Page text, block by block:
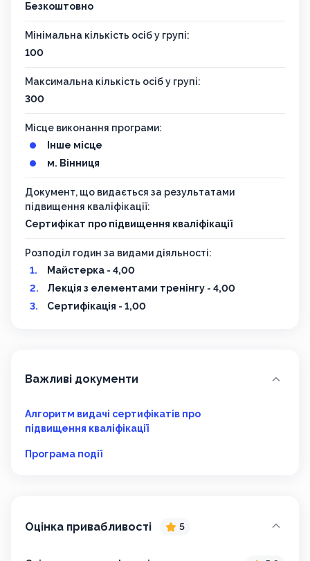
Безкоштовно
Мінімальна кількість осіб у групі:
100
Максимальна кількість осіб у групі:
300
Місце виконання програми:
Інше місце
м. Вінниця
Документ, що видається за результатами
підвищення кваліфікації:
Сертифікат про підвищення кваліфікації
Розподіл годин за видами діяльності:
Майстерка - 4,00
Лекція з елементами тренінгу - 4,00
Сертифікація - 1,00
Важливі документи
Алгоритм видачі сертифікатів про
підвищення кваліфікації
Програма події
Оцінка привабливості 5